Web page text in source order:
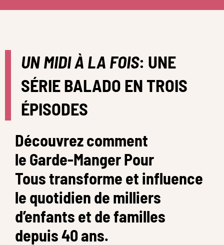
UN MIDI À LA FOIS: UNE
SÉRIE BALADO EN TROIS
ÉPISODES
Découvrez comment
le Garde-Manger Pour
Tous transforme et influence
le quotidien de milliers
d’enfants et de familles
depuis 40 ans.